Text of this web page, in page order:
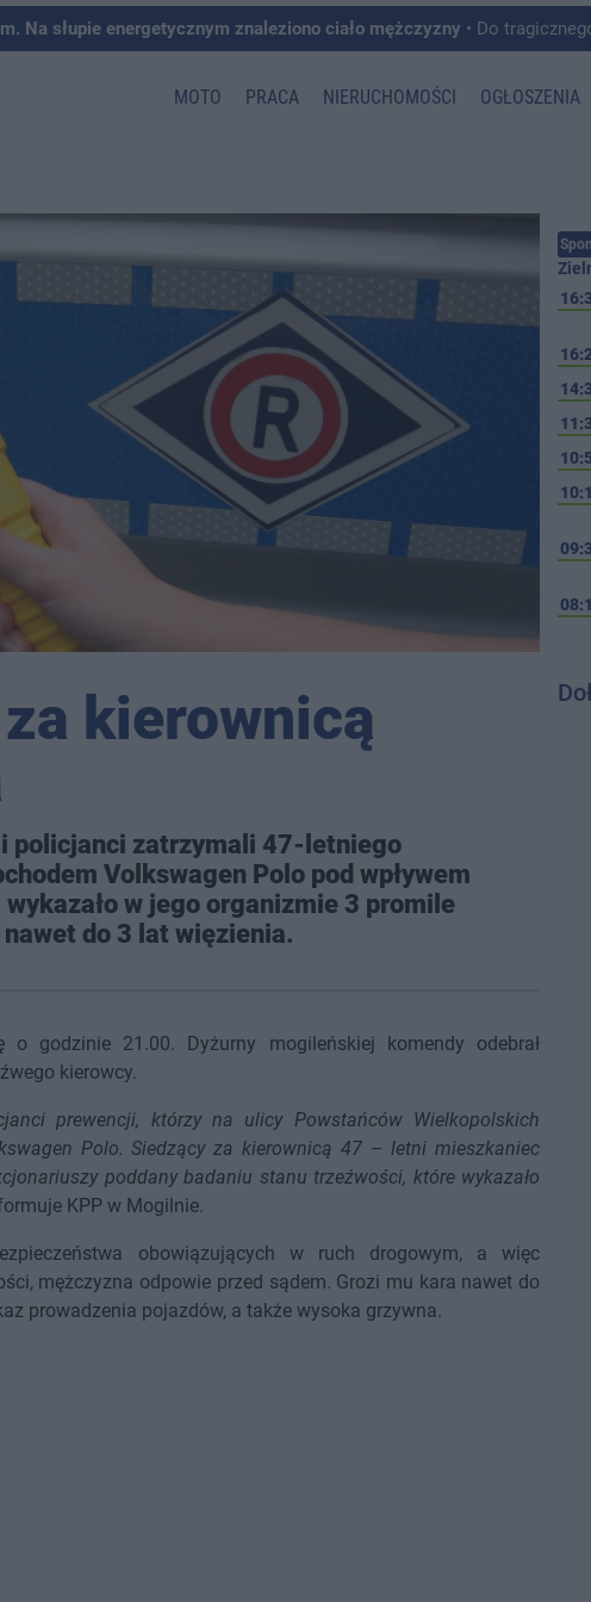
Na słupie energetycznym znaleziono ciało mężczyzny • Do tragicznego zdarzenia
MOTO PRACA NIERUCHOMOŚCI OGŁOSZENIA
kierownicą
policjanci zatrzymali 47-letniego
Volkswagen Polo pod wpływem
w jego organizmie 3 promile
do 3 lat więzienia.
godzinie 21.00. Dyżurny mogileńskiej komendy odebrał
kierowcy.
prewencji, którzy na ulicy Powstańców Wielkopolskich
Polo. Siedzący za kierownicą 47 – letni mieszkaniec
poddany badaniu stanu trzeźwości, które wykazało
KPP w Mogilnie.
obowiązujących w ruch drogowym, a więc
mężczyzna odpowie przed sądem. Grozi mu kara nawet do
prowadzenia pojazdów, a także wysoka grzywna.